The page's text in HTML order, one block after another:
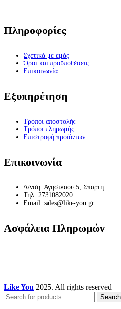
Πληροφορίες
Σχετικά με εμάς
Όροι και προϋποθέσεις
Επικοινωνία
Εξυπηρέτηση
Τρόποι αποστολής
Τρόποι πληρωμής
Επιστροφή προϊόντων
Επικοινωνία
Δ/νση: Αγησιλάου 5, Σπάρτη
Τηλ: 2731082020
Email: sales@like-you.gr
Ασφάλεια Πληρωμών
Like You 2025. All rights reserved
Search